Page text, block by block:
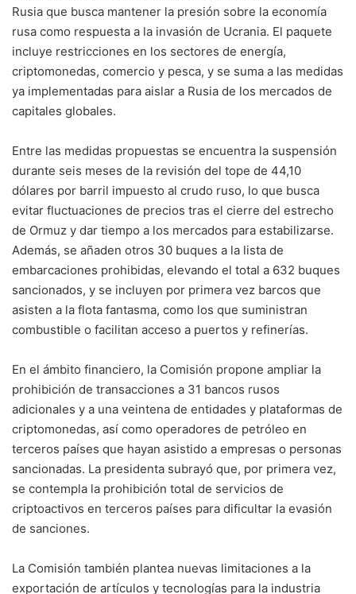
Rusia que busca mantener la presión sobre la economía
rusa como respuesta a la invasión de Ucrania. El paquete
incluye restricciones en los sectores de energía,
criptomonedas, comercio y pesca, y se suma a las medidas
ya implementadas para aislar a Rusia de los mercados de
capitales globales.
Entre las medidas propuestas se encuentra la suspensión
durante seis meses de la revisión del tope de 44,10
dólares por barril impuesto al crudo ruso, lo que busca
evitar fluctuaciones de precios tras el cierre del estrecho
de Ormuz y dar tiempo a los mercados para estabilizarse.
Además, se añaden otros 30 buques a la lista de
embarcaciones prohibidas, elevando el total a 632 buques
sancionados, y se incluyen por primera vez barcos que
asisten a la flota fantasma, como los que suministran
combustible o facilitan acceso a puertos y refinerías.
En el ámbito financiero, la Comisión propone ampliar la
prohibición de transacciones a 31 bancos rusos
adicionales y a una veintena de entidades y plataformas de
criptomonedas, así como operadores de petróleo en
terceros países que hayan asistido a empresas o personas
sancionadas. La presidenta subrayó que, por primera vez,
se contempla la prohibición total de servicios de
criptoactivos en terceros países para dificultar la evasión
de sanciones.
La Comisión también plantea nuevas limitaciones a la
exportación de artículos y tecnologías para la industria